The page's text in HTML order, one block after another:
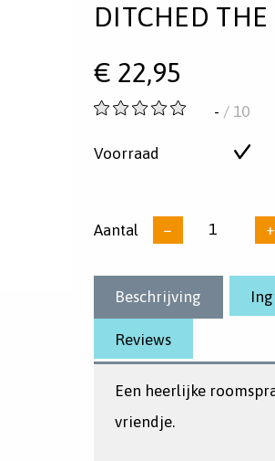
DITCHED THE
€ 22,95
-
5
- / 10
Voorraad
Aantal − +
Beschrijving
Reviews
Een heerlijke
vriendje.